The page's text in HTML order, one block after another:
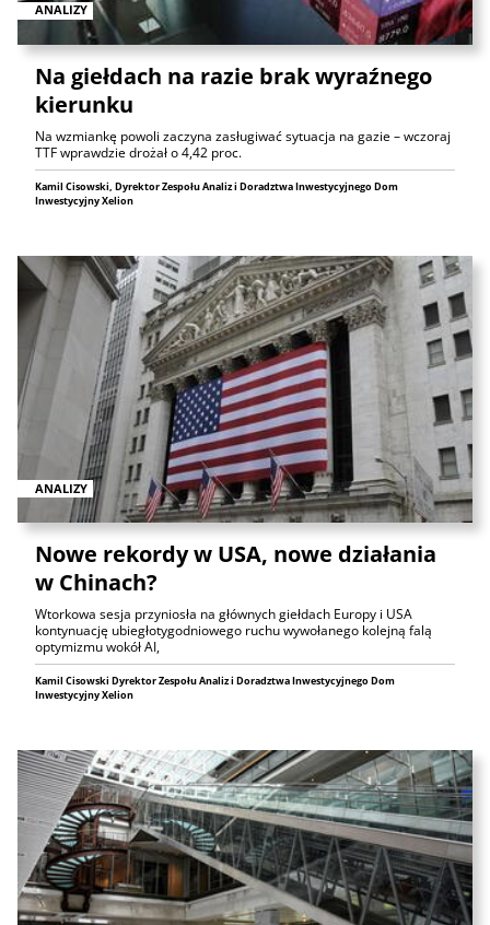
ANALIZY
Na giełdach na razie brak wyraźnego
kierunku
Na wzmiankę powoli zaczyna zasługiwać sytuacja na gazie – wczoraj
TTF wprawdzie drożał o 4,42 proc.
Kamil Cisowski, Dyrektor Zespołu Analiz i Doradztwa Inwestycyjnego Dom
Inwestycyjny Xelion
ANALIZY
Nowe rekordy w USA, nowe działania
w Chinach?
Wtorkowa sesja przyniosła na głównych giełdach Europy i USA
kontynuację ubiegłotygodniowego ruchu wywołanego kolejną falą
optymizmu wokół AI,
Kamil Cisowski Dyrektor Zespołu Analiz i Doradztwa Inwestycyjnego Dom
Inwestycyjny Xelion